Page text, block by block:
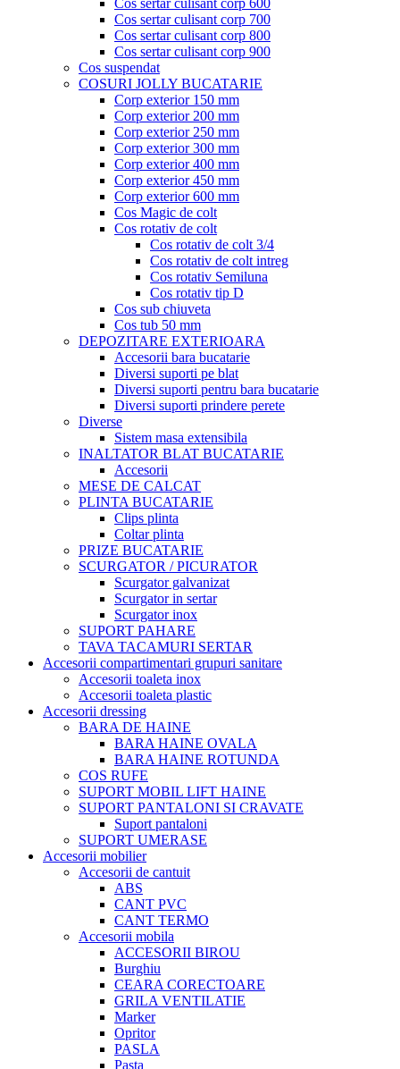
Cos sertar culisant corp 700
Cos sertar culisant corp 800
Cos sertar culisant corp 900
Cos suspendat
COSURI JOLLY BUCATARIE
Corp exterior 150 mm
Corp exterior 200 mm
Corp exterior 250 mm
Corp exterior 300 mm
Corp exterior 400 mm
Corp exterior 450 mm
Corp exterior 600 mm
Cos Magic de colt
Cos rotativ de colt
Cos rotativ de colt 3/4
Cos rotativ de colt intreg
Cos rotativ Semiluna
Cos rotativ tip D
Cos sub chiuveta
Cos tub 50 mm
DEPOZITARE EXTERIOARA
Accesorii bara bucatarie
Diversi suporti pe blat
Diversi suporti pentru bara bucatarie
Diversi suporti prindere perete
Diverse
Sistem masa extensibila
INALTATOR BLAT BUCATARIE
Accesorii
MESE DE CALCAT
PLINTA BUCATARIE
Clips plinta
Coltar plinta
PRIZE BUCATARIE
SCURGATOR / PICURATOR
Scurgator galvanizat
Scurgator in sertar
Scurgator inox
SUPORT PAHARE
TAVA TACAMURI SERTAR
Accesorii compartimentari grupuri sanitare
Accesorii toaleta inox
Accesorii toaleta plastic
Accesorii dressing
BARA DE HAINE
BARA HAINE OVALA
BARA HAINE ROTUNDA
COS RUFE
SUPORT MOBIL LIFT HAINE
SUPORT PANTALONI SI CRAVATE
Suport pantaloni
SUPORT UMERASE
Accesorii mobilier
Accesorii de cantuit
ABS
CANT PVC
CANT TERMO
Accesorii mobila
ACCESORII BIROU
Burghiu
CEARA CORECTOARE
GRILA VENTILATIE
Marker
Opritor
PASLA
Pasta